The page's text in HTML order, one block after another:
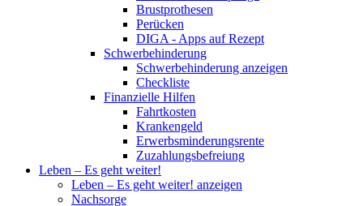
Brustprothesen
Perücken
DIGA - Apps auf Rezept
Schwerbehinderung
Schwerbehinderung anzeigen
Checkliste
Finanzielle Hilfen
Fahrtkosten
Krankengeld
Erwerbsminderungsrente
Zuzahlungsbefreiung
Leben – Es geht weiter!
Leben – Es geht weiter! anzeigen
Nachsorge